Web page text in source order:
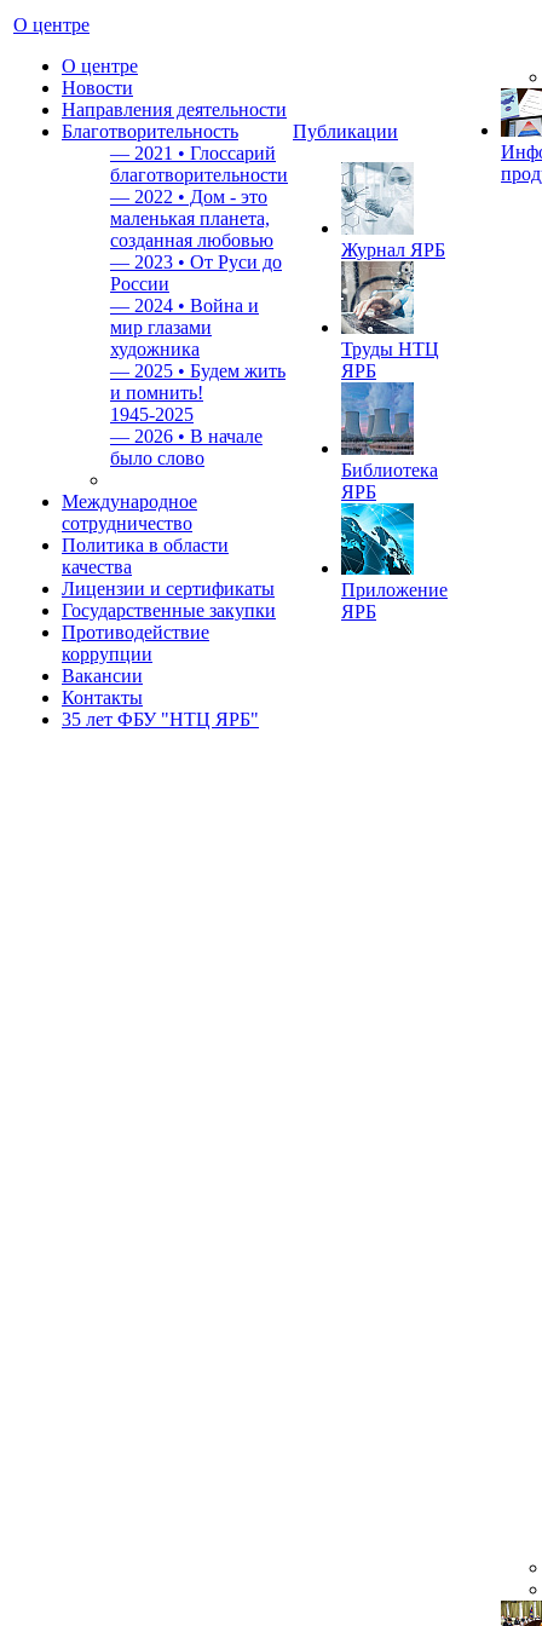
О центре
О центре
Новости
Направления деятельности
Благотворительность
— 2021 • Глоссарий
благотворительности
— 2022 • Дом - это
маленькая планета,
созданная любовью
— 2023 • От Руси до
России
— 2024 • Война и
мир глазами
художника
— 2025 • Будем жить
и помнить!
1945-2025
— 2026 • В начале
было слово
Международное
сотрудничество
Политика в области
качества
Лицензии и сертификаты
Государственные закупки
Противодействие
коррупции
Вакансии
Контакты
35 лет ФБУ "НТЦ ЯРБ"
Публикации
Журнал ЯРБ
Труды НТЦ
ЯРБ
Библиотека
ЯРБ
Приложение
ЯРБ